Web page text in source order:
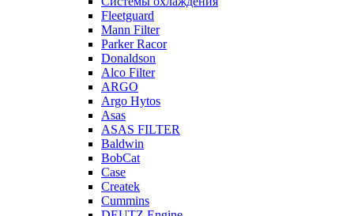
Fleetguard
Mann Filter
Parker Racor
Donaldson
Alco Filter
ARGO
Argo Hytos
Asas
ASAS FILTER
Baldwin
BobCat
Case
Createk
Cummins